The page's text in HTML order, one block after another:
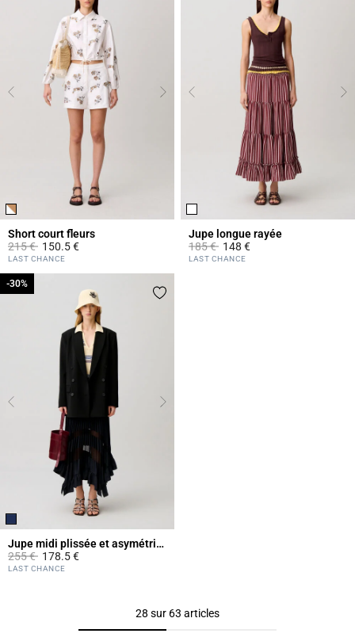
Short court fleurs
Prix réduit à partir de
215 €à150.5 €
4,2 out of 5 Customer Rating
LAST CHANCE
Jupe longue rayée
Prix réduit à partir de
185 €à148 €
3,8 out of 5 Customer Rating
LAST CHANCE
Jupe midi plissée et asymétrique
Prix réduit à partir de
255 €à
-30%
178.5 €
3,7 out of 5 Customer Rating
LAST CHANCE
-30%
28 sur 63 articles